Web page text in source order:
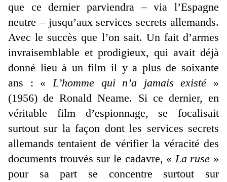
que ce dernier parviendra – via l’Espagne
neutre – jusqu’aux services secrets allemands.
Avec le succès que l’on sait. Un fait d’armes
invraisemblable et prodigieux, qui avait déjà
donné lieu à un film il y a plus de soixante
ans : «L’homme qui n’a jamais existé»
(1956) de Ronald Neame. Si ce dernier, en
véritable film d’espionnage, se focalisait
surtout sur la façon dont les services secrets
allemands tentaient de vérifier la véracité des
documents trouvés sur le cadavre, «La ruse »
pour sa part se concentre surtout sur